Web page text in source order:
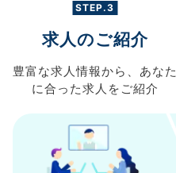
STEP.3
求人のご紹介
豊富な求人情報から、 あなた
に合った求人を ご紹介